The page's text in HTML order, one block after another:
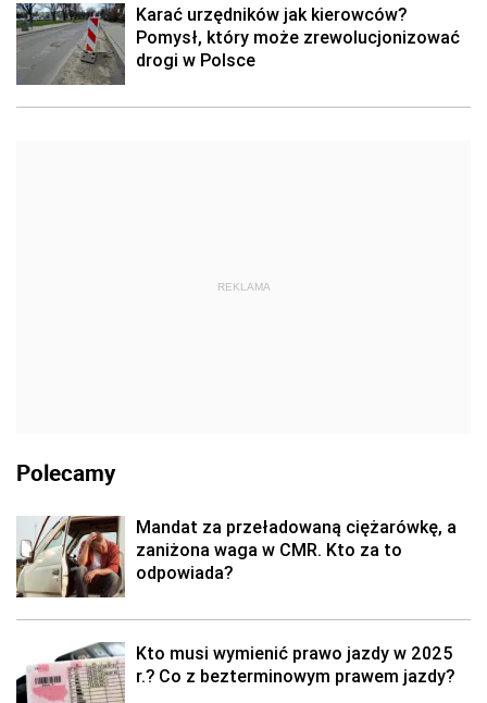
Karać urzędników jak kierowców?
Pomysł, który może zrewolucjonizować
drogi w Polsce
REKLAMA
Polecamy
Mandat za przeładowaną ciężarówkę, a
zaniżona waga w CMR. Kto za to
odpowiada?
Kto musi wymienić prawo jazdy w 2025
r.? Co z bezterminowym prawem jazdy?